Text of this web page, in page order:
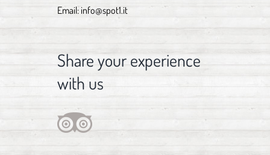
Email: info@spot1.it
Share your experience
with us